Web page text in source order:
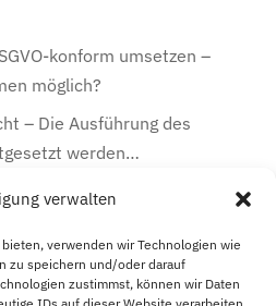
verwalten
verwenden wir Technologien wie
zu speichern und/oder darauf
zustimmst, können wir Daten
konform umsetzen –
möglich?
– Die Ausführung des
werden…